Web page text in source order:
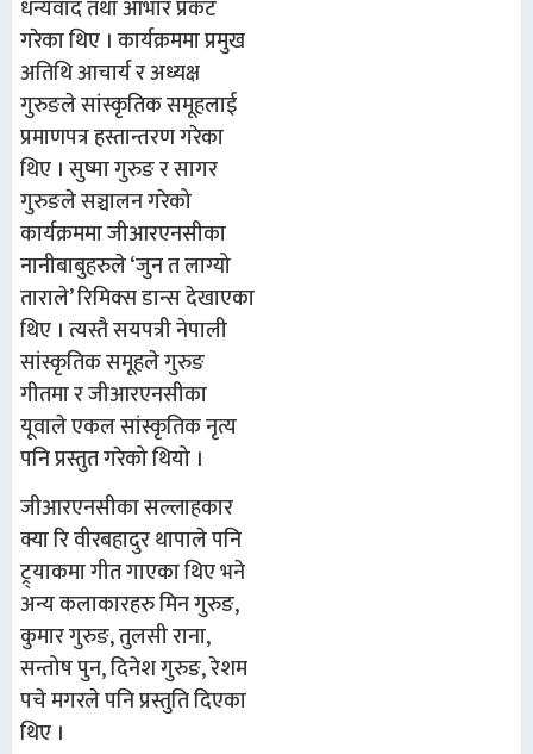
धन्यवाद तथा आभार प्रकट
गरेका थिए । कार्यक्रममा प्रमुख
अतिथि आचार्य र अध्यक्ष
गुरुङले सांस्कृतिक समूहलाई
प्रमाणपत्र हस्तान्तरण गरेका
थिए । सुष्मा गुरुङ र सागर
गुरुङले सञ्चालन गरेको
कार्यक्रममा जीआरएनसीका
नानीबाबुहरुले ‘जुन त लाग्यो
ताराले’ रिमिक्स डान्स देखाएका
थिए । त्यस्तै सयपत्री नेपाली
सांस्कृतिक समूहले गुरुङ
गीतमा र जीआरएनसीका
यूवाले एकल सांस्कृतिक नृत्य
पनि प्रस्तुत गरेको थियो ।
जीआरएनसीका सल्लाहकार
क्या रि वीरबहादुर थापाले पनि
ट्र्याकमा गीत गाएका थिए भने
अन्य कलाकारहरु मिन गुरुङ,
कुमार गुरुङ, तुलसी राना,
सन्तोष पुन, दिनेश गुरुङ, रेशम
पचे मगरले पनि प्रस्तुति दिएका
थिए ।